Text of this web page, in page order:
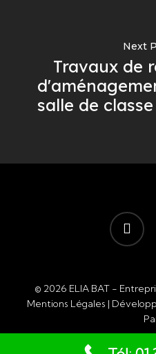
Next
Travaux de
salle de
facebook
© 2026 ELIA BAT -
Mentions Légales |